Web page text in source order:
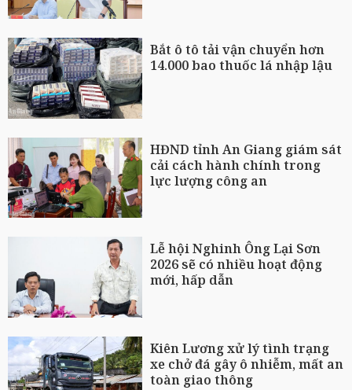
Bắt ô tô tải vận chuyển hơn
14.000 bao thuốc lá nhập lậu
HĐND tỉnh An Giang giám sát
cải cách hành chính trong
lực lượng công an
Lễ hội Nghinh Ông Lại Sơn
2026 sẽ có nhiều hoạt động
mới, hấp dẫn
Kiên Lương xử lý tình trạng
xe chở đá gây ô nhiễm, mất an
toàn giao thông